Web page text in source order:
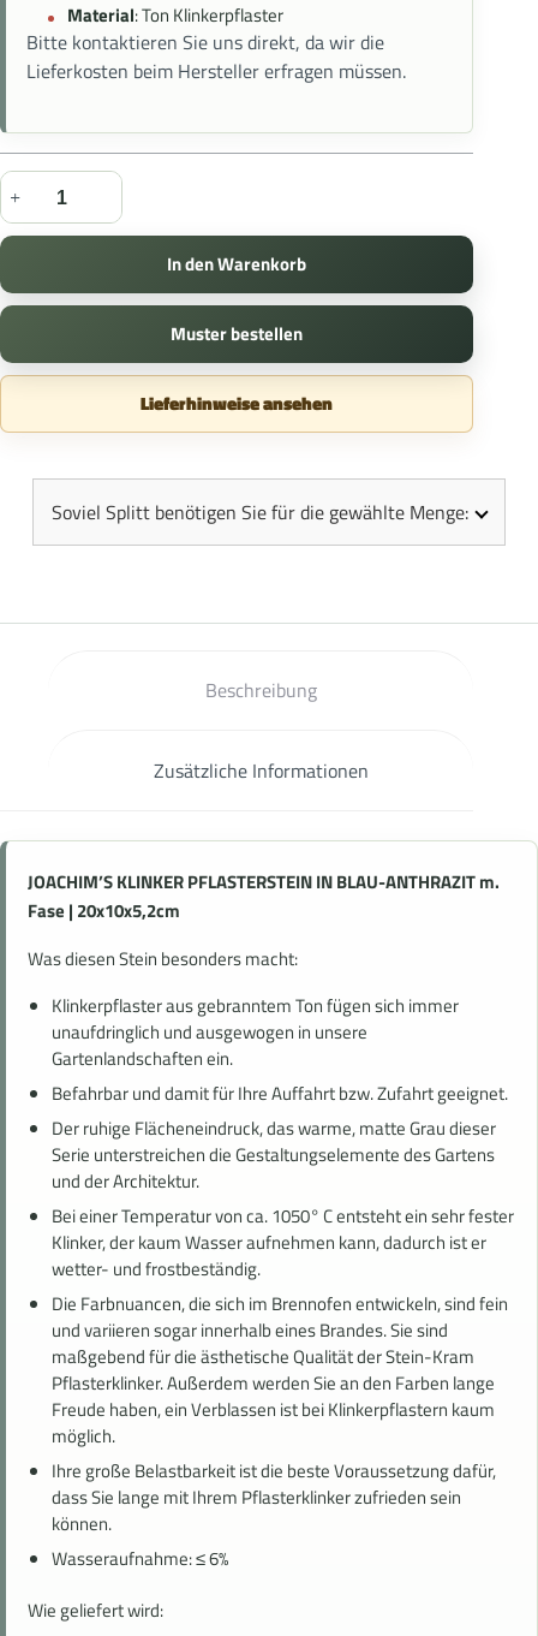
Material: Ton Klinkerpflaster
Bitte kontaktieren Sie uns direkt, da wir die
Lieferkosten beim Hersteller erfragen müssen.
In den Warenkorb
Muster bestellen
Lieferhinweise ansehen
Soviel Splitt benötigen Sie für die gewählte Menge:
Beschreibung
Zusätzliche Informationen
JOACHIM’S KLINKER PFLASTERSTEIN IN BLAU-ANTHRAZIT m.
Fase | 20x10x5,2cm
Was diesen Stein besonders macht:
Klinkerpflaster aus gebranntem Ton fügen sich immer
unaufdringlich und ausgewogen in unsere
Gartenlandschaften ein.
Befahrbar und damit für Ihre Auffahrt bzw. Zufahrt geeignet.
Der ruhige Flächeneindruck, das warme, matte Grau dieser
Serie unterstreichen die Gestaltungselemente des Gartens
und der Architektur.
Bei einer Temperatur von ca. 1050° C entsteht ein sehr fester
Klinker, der kaum Wasser aufnehmen kann, dadurch ist er
wetter- und frostbeständig.
Die Farbnuancen, die sich im Brennofen entwickeln, sind fein
und variieren sogar innerhalb eines Brandes. Sie sind
maßgebend für die ästhetische Qualität der Stein-Kram
Pflasterklinker. Außerdem werden Sie an den Farben lange
Freude haben, ein Verblassen ist bei Klinkerpflastern kaum
möglich.
Ihre große Belastbarkeit ist die beste Voraussetzung dafür,
dass Sie lange mit Ihrem Pflasterklinker zufrieden sein
können.
Wasseraufnahme: ≤ 6%
Wie geliefert wird: